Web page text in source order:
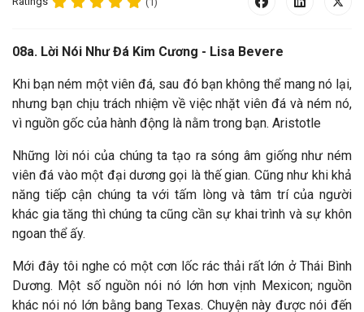
08a. Lời Nói Như Đá Kim Cương - Lisa Bevere
Khi bạn ném một viên đá, sau đó bạn không thể mang nó lại,
nhưng bạn chịu trách nhiệm về việc nhặt viên đá và ném nó,
vì nguồn gốc của hành động là nằm trong bạn. Aristotle
Những lời nói của chúng ta tạo ra sóng âm giống như ném
viên đá vào một đại dương gọi là thế gian. Cũng như khi khả
năng tiếp cận chúng ta với tấm lòng và tâm trí của người
khác gia tăng thì chúng ta cũng cần sự khai trình và sự khôn
ngoan thể ấy.
Mới đây tôi nghe có một cơn lốc rác thải rất lớn ở Thái Bình
Dương. Một số nguồn nói nó lớn hơn vịnh Mexicon; nguồn
khác nói nó lớn bằng bang Texas. Chuyện này được nói đến